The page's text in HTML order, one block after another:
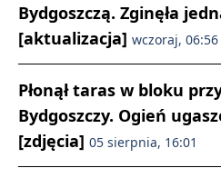
Bydgoszczą. Zginęła
[aktualizacja] wczoraj, 06:56
Płonął taras w bloku
Bydgoszczy. Ogień
[zdjęcia] 05 sierpnia, 16:01